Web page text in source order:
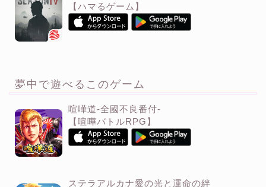
【ハマるゲーム】
夢中で遊べるこのゲーム
喧嘩道-全國不良番付-
【喧嘩バトルRPG】
ステラアルカナ愛の光と運命の絆